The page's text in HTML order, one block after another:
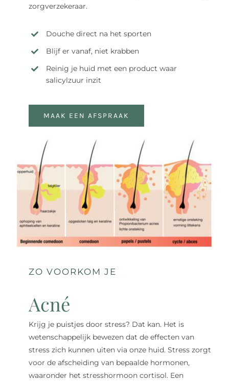
zorgverzekeraar.
Douche direct na het sporten
Blijf er vanaf, niet krabben
Reinig je huid met een product waar
salicylzuur inzit
MAAK EEN AFSPRAAK
ZO VOORKOM JE
Acné
Krijg je puistjes door stress? Dat kan. Het is
wetenschappelijk bewezen dat de effecten van
stress zich kunnen uiten via onze huid. Stress zorgt
voor de afscheiding van bepaalde hormonen,
waaronder het stresshormoon cortisol. Een